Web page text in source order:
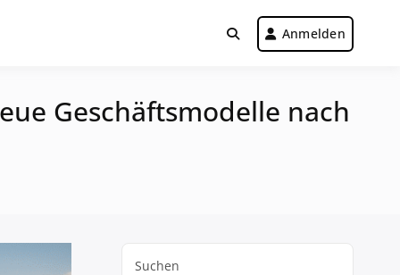
Anmelden
Geschäftsmodelle nach
Suchen